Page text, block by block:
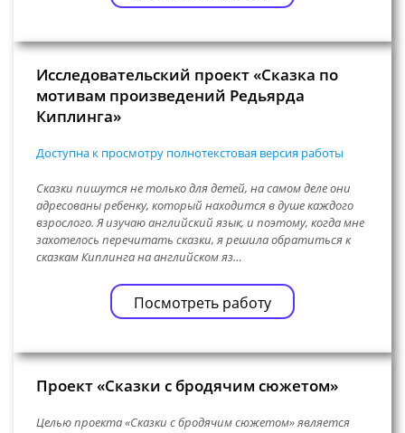
Исследовательский проект «Сказка по
мотивам произведений Редьярда
Киплинга»
Доступна к просмотру полнотекстовая версия работы
Сказки пишутся не только для детей, на самом деле они
адресованы ребенку, который находится в душе каждого
взрослого. Я изучаю английский язык, и поэтому, когда мне
захотелось перечитать сказки, я решила обратиться к
сказкам Киплинга на английском яз…
Посмотреть работу
Проект «Сказки с бродячим сюжетом»
Целью проекта «Сказки с бродячим сюжетом» является